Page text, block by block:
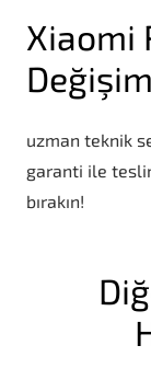
Xiaomi
uzman teknik
garanti ile
bırakın!